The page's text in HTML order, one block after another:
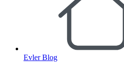
Evler Blog